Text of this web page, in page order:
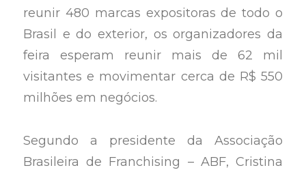
reunir 480 marcas expositoras de todo o
Brasil e do exterior, os organizadores da
feira esperam reunir mais de 62 mil
visitantes e movimentar cerca de R$ 550
milhões em negócios.
Segundo a presidente da Associação
Brasileira de Franchising – ABF, Cristina